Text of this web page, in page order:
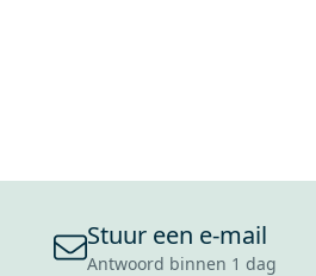
Stuur een e-mail
Antwoord binnen 1 dag